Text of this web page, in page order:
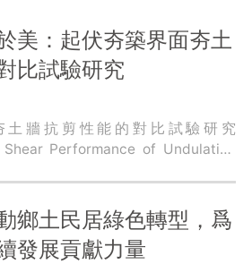
美：起伏夯築界面夯土
比試驗研究
土牆抗剪性能的對比試驗研究
Performance of Undulating
築界面夯土牆抵禦水平地震作用的
問題，本研究建造了夯築界面形态
共六個試驗牆進行了對比測試。
鄉土民居綠色轉型，爲
發展貢獻力量